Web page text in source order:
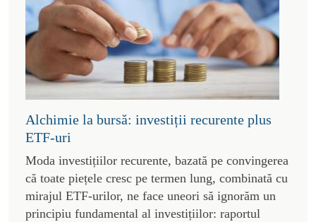
Alchimie la bursă: investiții recurente plus
ETF-uri
Moda investițiilor recurente, bazată pe convingerea
că toate piețele cresc pe termen lung, combinată cu
mirajul ETF-urilor, ne face uneori să ignorăm un
principiu fundamental al investițiilor: raportul